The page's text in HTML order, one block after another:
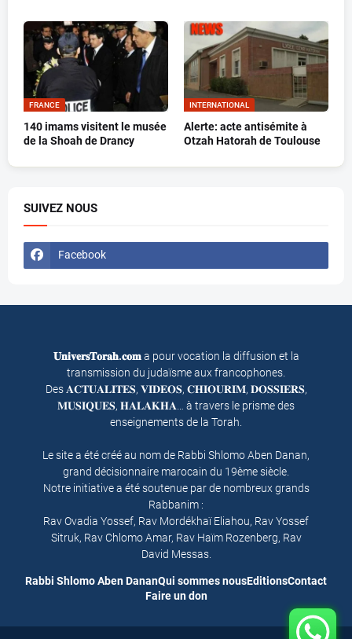
FRANCE
140 imams visitent le musée
de la Shoah de Drancy
INTERNATIONAL
Alerte: acte antisémite à
Otzah Hatorah de Toulouse
SUIVEZ NOUS
Facebook
𝐔𝐧𝐢𝐯𝐞𝐫𝐬𝐓𝐨𝐫𝐚𝐡.𝐜𝐨𝐦a pour vocation la diffusion et la
transmission du judaïsme aux francophones.
Des 𝐀𝐂𝐓𝐔𝐀𝐋𝐈𝐓𝐄𝐒, 𝐕𝐈𝐃𝐄𝐎𝐒, 𝐂𝐇𝐈𝐎𝐔𝐑𝐈𝐌, 𝐃𝐎𝐒𝐒𝐈𝐄𝐑𝐒,
𝐌𝐔𝐒𝐈𝐐𝐔𝐄𝐒, 𝐇𝐀𝐋𝐀𝐊𝐇𝐀… à travers le prisme des
enseignements de la Torah.
Le site a été créé au nom de Rabbi Shlomo Aben Danan,
grand décisionnaire marocain du 19ème siècle.
Notre initiative a été soutenue par de nombreux grands
Rabbanim :
Rav Ovadia Yossef, Rav Mordékhaï Eliahou, Rav Yossef
Sitruk, Rav Chlomo Amar, Rav Haïm Rozenberg, Rav
David Messas.
Rabbi Shlomo Aben DananQui sommes nousEditionsContact
Faire un don